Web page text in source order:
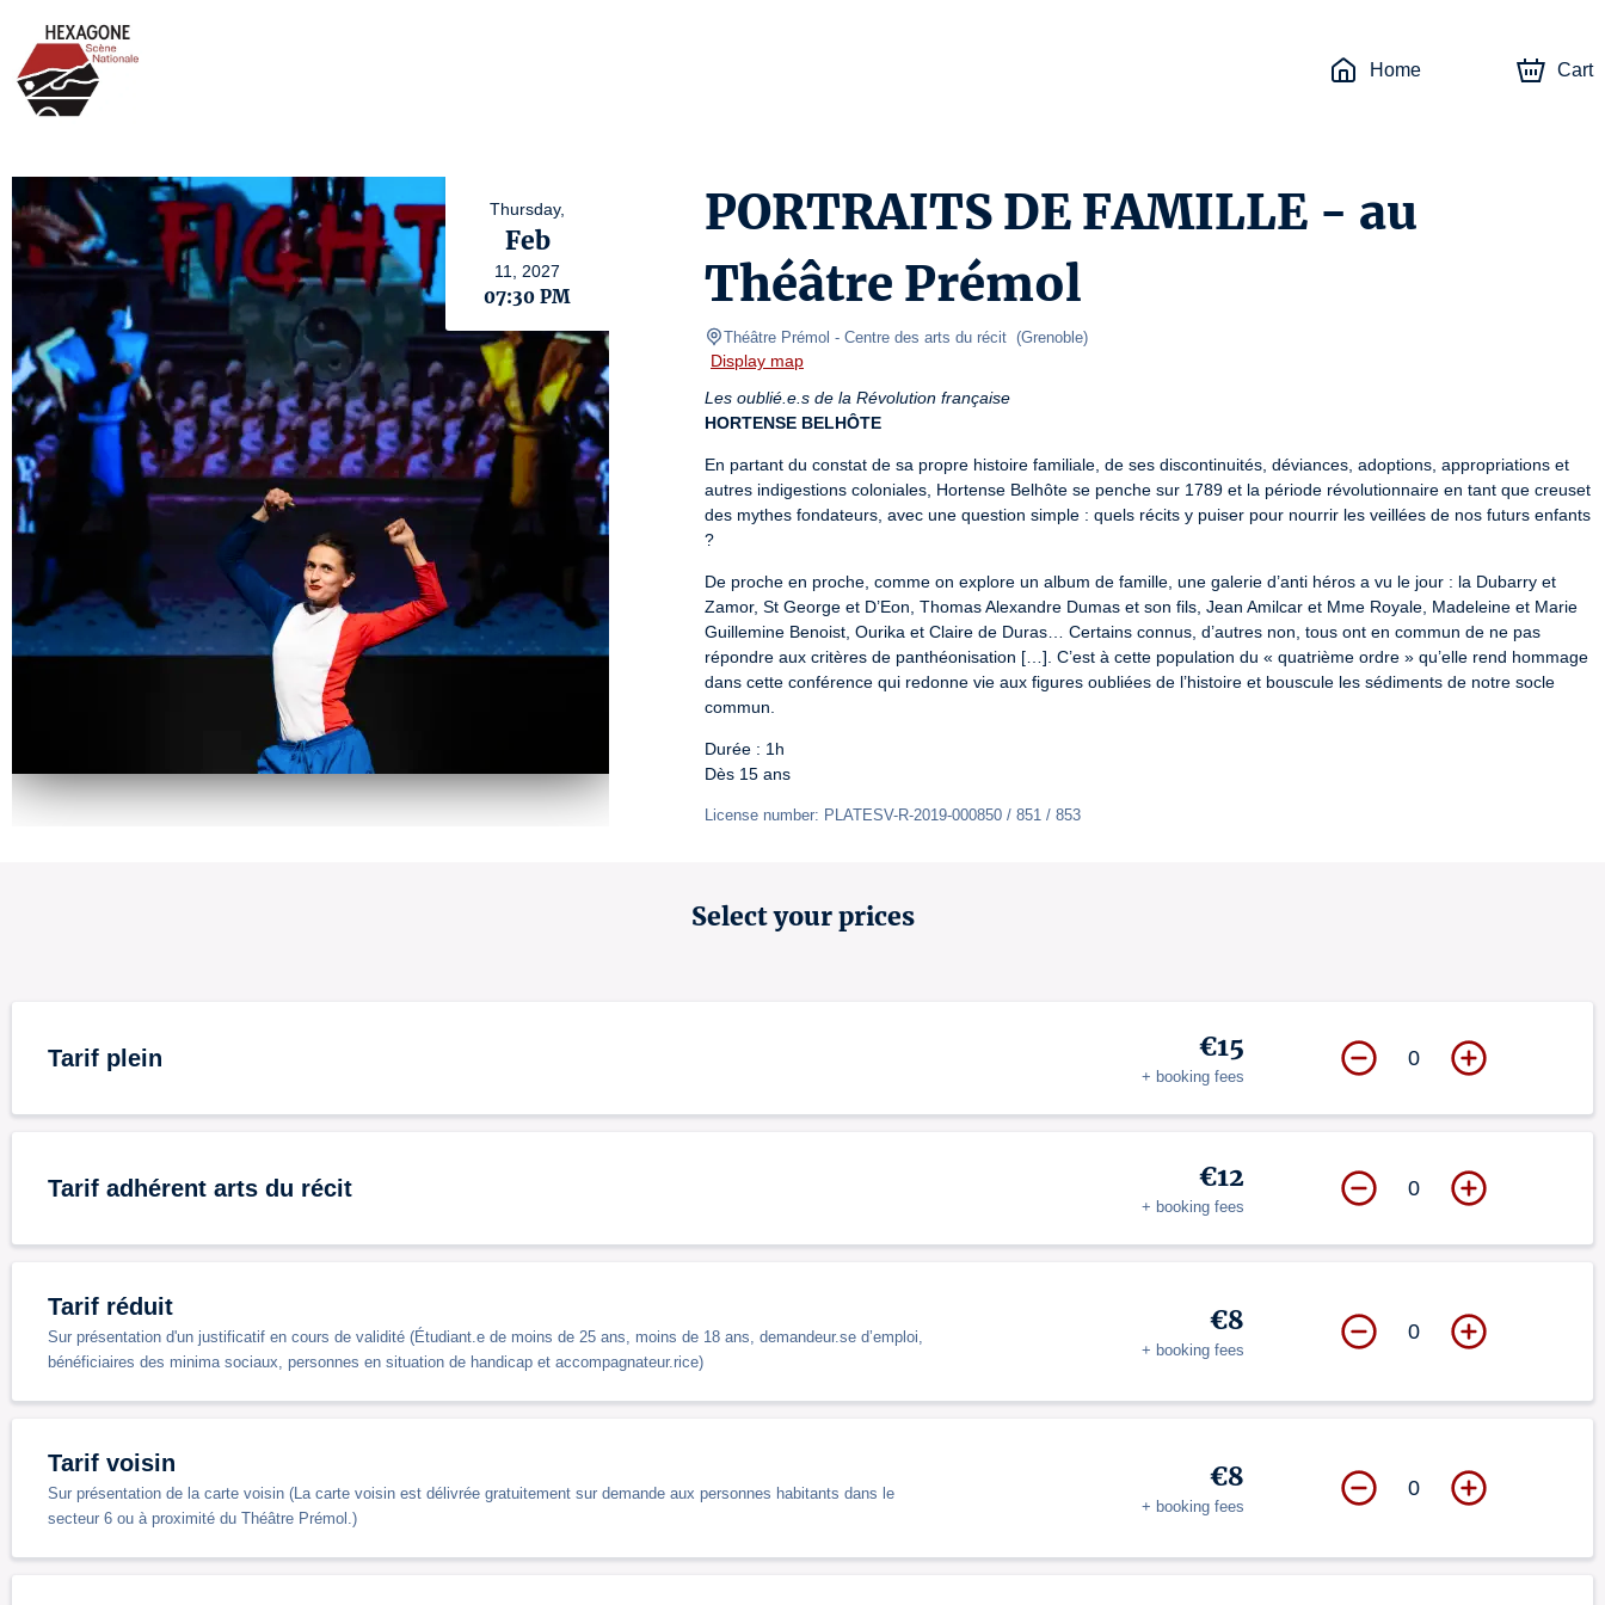
Home Cart
Thursday,
Feb
11, 2027
07:30 PM
PORTRAITS DE FAMILLE - au
Théâtre Prémol
Théâtre Prémol - Centre des arts du récit (Grenoble)
Display map
Les oublié.e.s de la Révolution française
HORTENSE BELHÔTE
En partant du constat de sa propre histoire familiale, de ses discontinuités, déviances, adoptions, appropriations et
autres indigestions coloniales, Hortense Belhôte se penche sur 1789 et la période révolutionnaire en tant que creuset
des mythes fondateurs, avec une question simple : quels récits y puiser pour nourrir les veillées de nos futurs enfants
?
De proche en proche, comme on explore un album de famille, une galerie d’anti héros a vu le jour : la Dubarry et
Zamor, St George et D’Eon, Thomas Alexandre Dumas et son fils, Jean Amilcar et Mme Royale, Madeleine et Marie
Guillemine Benoist, Ourika et Claire de Duras… Certains connus, d’autres non, tous ont en commun de ne pas
répondre aux critères de panthéonisation […]. C’est à cette population du « quatrième ordre » qu’elle rend hommage
dans cette conférence qui redonne vie aux figures oubliées de l’histoire et bouscule les sédiments de notre socle
commun.
Durée : 1h
Dès 15 ans
License number: PLATESV-R-2019-000850 / 851 / 853
Select your prices
Tarif plein €15
+ booking fees
0
Tarif adhérent arts du récit €12
+ booking fees
0
Tarif réduit
Sur présentation d'un justificatif en cours de validité (Étudiant.e de moins de 25 ans, moins de 18 ans, demandeur.se d’emploi,
bénéficiaires des minima sociaux, personnes en situation de handicap et accompagnateur.rice)
€8
+ booking fees
0
Tarif voisin
Sur présentation de la carte voisin (La carte voisin est délivrée gratuitement sur demande aux personnes habitants dans le
secteur 6 ou à proximité du Théâtre Prémol.)
€8
+ booking fees
0